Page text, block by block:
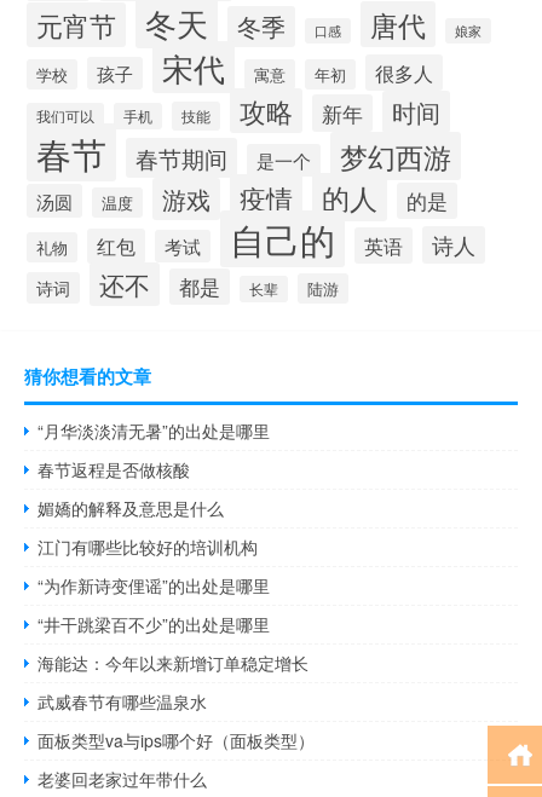
元宵节 冬天 冬季 口感 唐代 娘家
学校 孩子 宋代 寓意 年初 很多人
我们可以 手机 技能 攻略 新年 时间
春节 春节期间 是一个 梦幻西游
汤圆 温度 游戏 疫情 的人 的是
礼物 红包 考试 自己的 英语 诗人
诗词 还不 都是 长辈 陆游
猜你想看的文章
“月华淡淡清无暑”的出处是哪里
春节返程是否做核酸
媚嬌的解释及意思是什么
江门有哪些比较好的培训机构
“为作新诗变俚谣”的出处是哪里
“井干跳梁百不少”的出处是哪里
海能达：今年以来新增订单稳定增长
武威春节有哪些温泉水
面板类型va与ips哪个好（面板类型）
老婆回老家过年带什么